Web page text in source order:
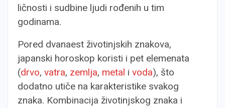
ličnosti i sudbine ljudi rođenih u tim
godinama.
Pored dvanaest životinjskih znakova,
japanski horoskop koristi i pet elemenata
(drvo, vatra, zemlja, metal i voda), što
dodatno utiče na karakteristike svakog
znaka. Kombinacija životinjskog znaka i